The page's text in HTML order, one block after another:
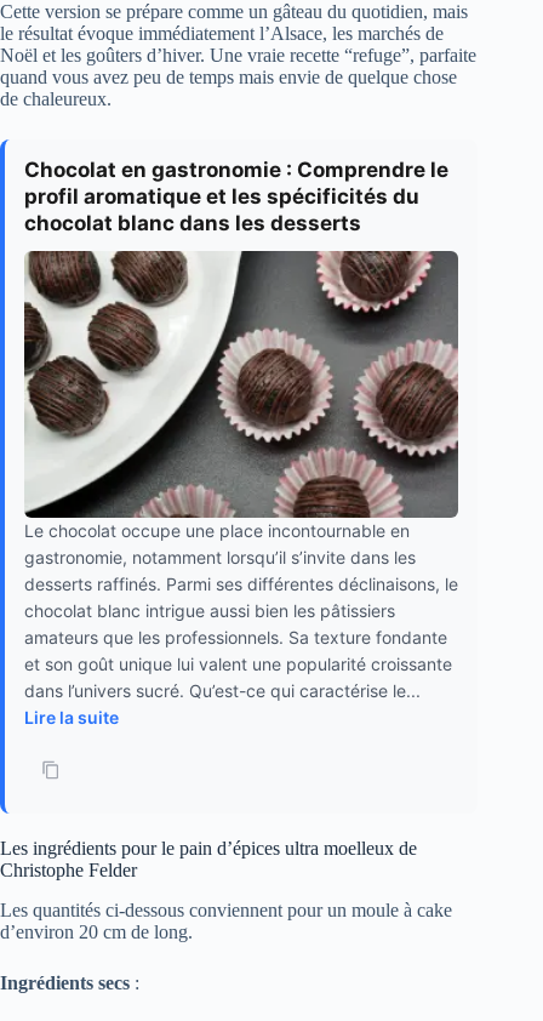
Cette version se prépare comme un gâteau du quotidien, mais
le résultat évoque immédiatement l’Alsace, les marchés de
Noël et les goûters d’hiver. Une vraie recette “refuge”, parfaite
quand vous avez peu de temps mais envie de quelque chose
de chaleureux.
Chocolat en gastronomie : Comprendre le
profil aromatique et les spécificités du
chocolat blanc dans les desserts
Le chocolat occupe une place incontournable en
gastronomie, notamment lorsqu’il s’invite dans les
desserts raffinés. Parmi ses différentes déclinaisons, le
chocolat blanc intrigue aussi bien les pâtissiers
amateurs que les professionnels. Sa texture fondante
et son goût unique lui valent une popularité croissante
dans l’univers sucré. Qu’est-ce qui caractérise le...
Lire la suite
Les ingrédients pour le pain d’épices ultra moelleux de
Christophe Felder
Les quantités ci-dessous conviennent pour un moule à cake
d’environ 20 cm de long.
Ingrédients secs :